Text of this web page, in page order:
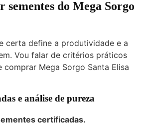
sementes do Mega Sorgo
certa define a produtividade e a
Vou falar de critérios práticos
comprar Mega Sorgo Santa Elisa
e análise de pureza
certificadas.